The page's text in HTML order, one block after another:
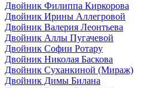
Двойник Филиппа Киркорова
Двойник Ирины Аллегровой
Двойник Валерия Леонтьева
Двойник Аллы Пугачевой
Двойник Софии Ротару
Двойник Николая Баскова
Двойник Суханкиной (Мираж)
Двойник Димы Билана